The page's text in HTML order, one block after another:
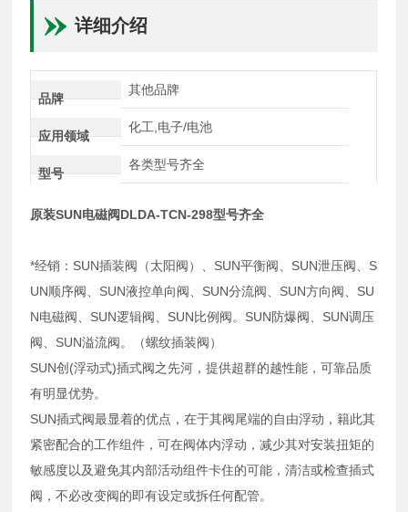
详细介绍
品牌
其他品牌
应用领域
化工,电子/电池
型号
各类型号齐全
原装SUN电磁阀DLDA-TCN-298型号齐全
*经销：SUN插装阀（太阳阀）、SUN平衡阀、SUN泄压阀、S
UN顺序阀、SUN液控单向阀、SUN分流阀、SUN方向阀、SU
N电磁阀、SUN逻辑阀、SUN比例阀。SUN防爆阀、SUN调压
阀、SUN溢流阀。（螺纹插装阀）
SUN创(浮动式)插式阀之先河，提供超群的越性能，可靠品质
有明显优势。
SUN插式阀最显着的优点，在于其阀尾端的自由浮动，籍此其
紧密配合的工作组件，可在阀体内浮动，减少其对安装扭矩的
敏感度以及避免其内部活动组件卡住的可能，清洁或检查插式
阀，不必改变阀的即有设定或拆任何配管。